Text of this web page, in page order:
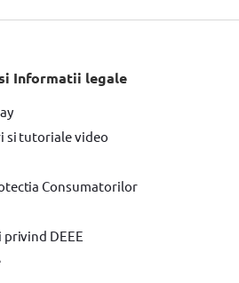
Informatii legale
si tutoriale video
Consumatorilor
DEEE